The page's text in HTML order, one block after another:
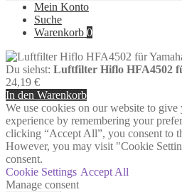
Mein Konto
Suche
Warenkorb 0
Du siehst: Luftfilter Hiflo HFA4502
24,19 €
In den Warenkorb
We use cookies on our website to give
experience by remembering your
clicking “Accept All”, you consent to
However, you may visit "Cookie
consent.
Cookie Settings Accept All
Manage consent